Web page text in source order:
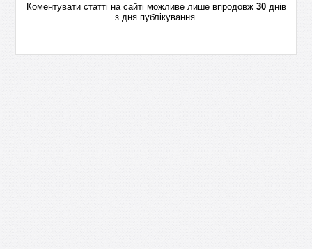
Коментувати статті на сайті можливе лише впродовж 30днів
з дня публікування.